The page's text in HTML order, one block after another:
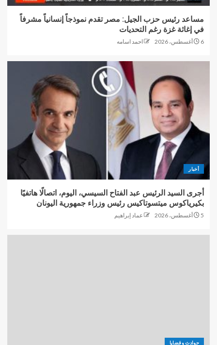
مساعد رئيس حزب الجيل: مصر تقدم نموذجاً إنسانياً مشرفاً
في إغاثة غزة رغم التحديات
6 أغسطس، 2026 احمد اسامه
أخبار
أجرى السيد الرئيس عبد الفتاح السيسي، اليوم، اتصالًا هاتفيًا
بكيرياكوس ميتسوتاكيس رئيس وزراء جمهورية اليونان
5 أغسطس، 2026 عماد إبراهيم
حوادث وقضايا